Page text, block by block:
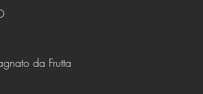
da Frutta